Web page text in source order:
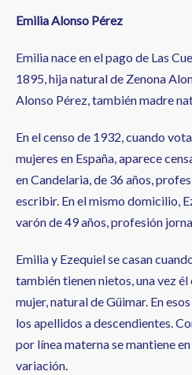
Emilia Alonso Pérez
Emilia nace en el pago de Las
1895, hija natural de Zenona
Alonso Pérez, también madre
En el censo de 1932, cuando
mujeres en España, aparece
en Candelaria, de 36 años,
escribir. En el mismo domicilio,
varón de 49 años, profesión
Emilia y Ezequiel se casan
también tienen nietos, una vez
mujer, natural de Güimar. En
los apellidos a descendientes.
por línea materna se mantiene
variación.